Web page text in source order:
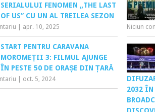
SERIALULUI FENOMEN „THE LAST
OF US” CU UN AL TREILEA SEZON
apr. 10, 2025 Niciun
START PENTRU CARAVANA
MOROMEȚII 3: FILMUL AJUNGE
ÎN PESTE 50 DE ORAȘE DIN ȚARĂ
oct. 5, 2024
2032 ÎN